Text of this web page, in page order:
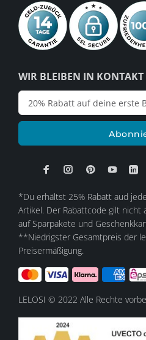
WIR BLEIBEN IN KONTAKT
*Du erhältst 25% Rabatt aud
Artikel. Der Rabattcode gilt nicht
auf Sparpakete und
**Niedrigster Gesamtpreis der
Preisermäßigung.
LELOSI © 2022 Alle Rechte